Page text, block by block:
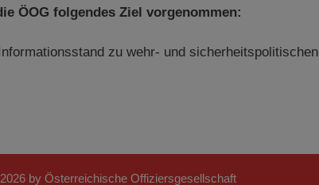
ÖOG folgendes Ziel vorgenommen:
zu wehr- und sicherheitspolitischen
by Österreichische Offiziersgesellschaft